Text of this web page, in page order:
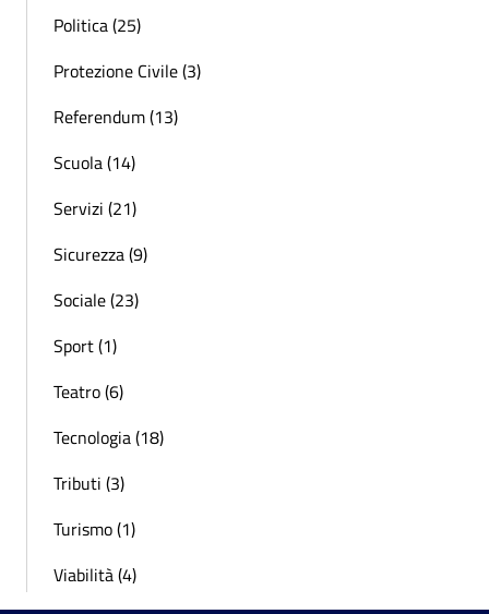
Politica (25)
Protezione Civile (3)
Referendum (13)
Scuola (14)
Servizi (21)
Sicurezza (9)
Sociale (23)
Sport (1)
Teatro (6)
Tecnologia (18)
Tributi (3)
Turismo (1)
Viabilità (4)